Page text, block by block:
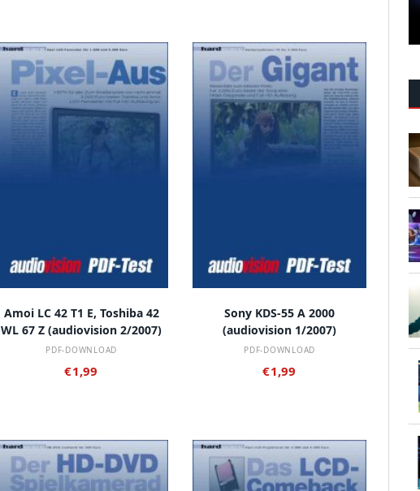
Amoi LC 42 T1 E, Toshiba 42
WL 67 Z (audiovision 2/2007)
PDF-DOWNLOAD
€1,99
Sony KDS-55 A 2000
(audiovision 1/2007)
PDF-DOWNLOAD
€1,99